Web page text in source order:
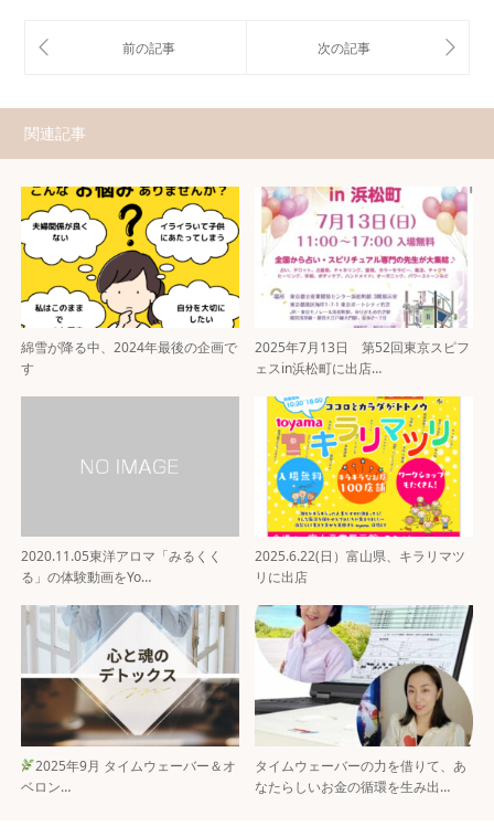
関連記事
綿雪が降る中、2024年最後の企画で
す
2025年7月13日 第52回東京スピフ
ェスin浜松町に出店…
2020.11.05東洋アロマ「みるくく
る」の体験動画をYo…
2025.6.22(日）富山県、キラリマツ
リに出店
2025年9月 タイムウェーバー＆オ
ベロン…
タイムウェーバーの力を借りて、あ
なたらしいお金の循環を生み出…